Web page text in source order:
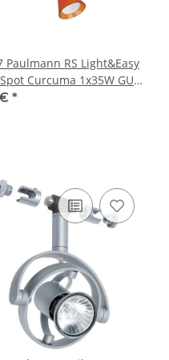
Curcuma 1x35W GU4
Orange 12V
*